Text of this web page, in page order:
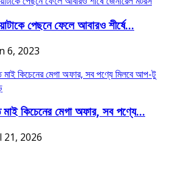
পেছনে ফেলে আবারও শীর্ষে...
6, 2023
মাই কিচেনের মেগা অফার, সব পণ্যে...
21, 2026